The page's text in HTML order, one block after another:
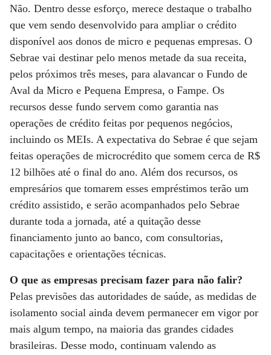
Não. Dentro desse esforço, merece destaque o trabalho
que vem sendo desenvolvido para ampliar o crédito
disponível aos donos de micro e pequenas empresas. O
Sebrae vai destinar pelo menos metade da sua receita,
pelos próximos três meses, para alavancar o Fundo de
Aval da Micro e Pequena Empresa, o Fampe. Os
recursos desse fundo servem como garantia nas
operações de crédito feitas por pequenos negócios,
incluindo os MEIs. A expectativa do Sebrae é que sejam
feitas operações de microcrédito que somem cerca de R$
12 bilhões até o final do ano. Além dos recursos, os
empresários que tomarem esses empréstimos terão um
crédito assistido, e serão acompanhados pelo Sebrae
durante toda a jornada, até a quitação desse
financiamento junto ao banco, com consultorias,
capacitações e orientações técnicas.
O que as empresas precisam fazer para não falir?
Pelas previsões das autoridades de saúde, as medidas de
isolamento social ainda devem permanecer em vigor por
mais algum tempo, na maioria das grandes cidades
brasileiras. Desse modo, continuam valendo as